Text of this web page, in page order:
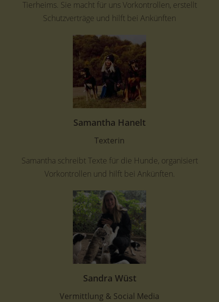
Tierheims. Sie macht für uns Vorkontrollen, erstellt
Schutzverträge und hilft bei Ankünften
Samantha Hanelt
Texterin
Samantha schreibt Texte für die Hunde, organisiert
Vorkontrollen und hilft bei Ankünften.
Sandra Wüst
Vermittlung & Social Media